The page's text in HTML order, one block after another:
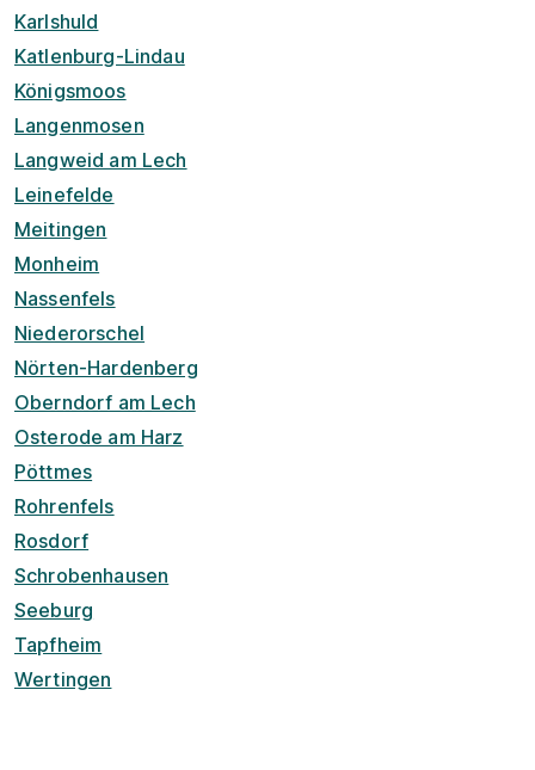
Karlshuld
Katlenburg-Lindau
Königsmoos
Langenmosen
Langweid am Lech
Leinefelde
Meitingen
Monheim
Nassenfels
Niederorschel
Nörten-Hardenberg
Oberndorf am Lech
Osterode am Harz
Pöttmes
Rohrenfels
Rosdorf
Schrobenhausen
Seeburg
Tapfheim
Wertingen